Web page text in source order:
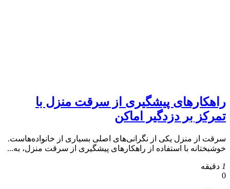
راهکارهای پیشگیری از سرقت منزل با
تمرکز بر دزدگیر اماکن
سرقت از منزل یکی از نگرانی‌های اصلی بسیاری از خانواده‌هاست.
خوشبختانه با استفاده از راهکارهای پیشگیری از سرقت منزل، به...
1 دقیقه
0